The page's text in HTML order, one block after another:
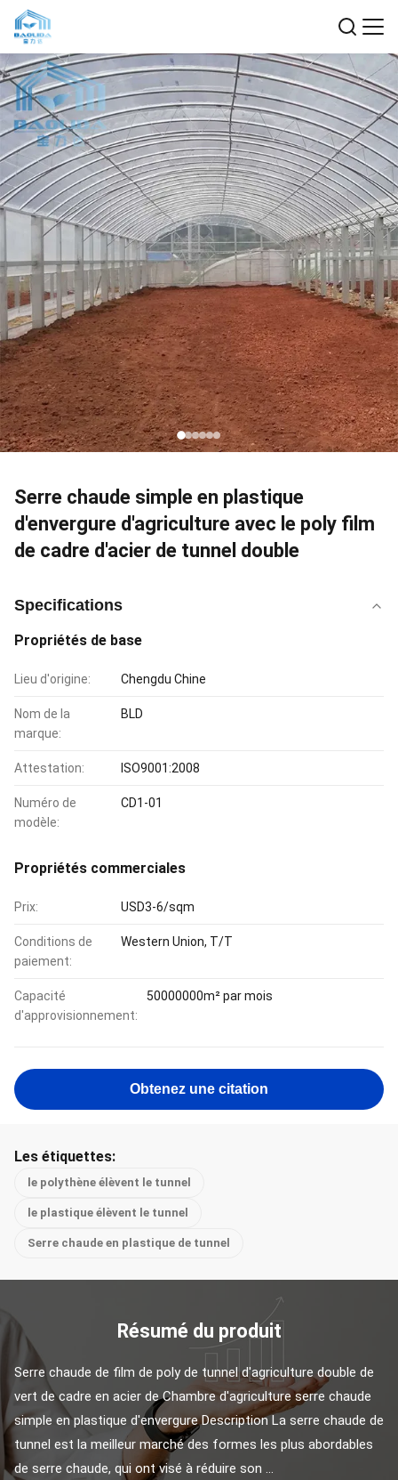
Serre chaude simple en plastique
d'envergure d'agriculture avec le poly film
de cadre d'acier de tunnel double
Specifications
Propriétés de base
Lieu d'origine: Chengdu Chine
Nom de la
marque:
BLD
Attestation: ISO9001:2008
Numéro de
modèle:
CD1-01
Propriétés commerciales
Prix: USD3-6/sqm
Conditions de
paiement:
Western Union, T/T
Capacité
d'approvisionnement:
50000000m² par mois
Obtenez une citation
Les étiquettes:
le polythène élèvent le tunnel
le plastique élèvent le tunnel
Serre chaude en plastique de tunnel
Résumé du produit
Serre chaude de film de poly de tunnel d'agriculture double de
vert de cadre en acier de Chambre d'agriculture serre chaude
simple en plastique d'envergure Description La serre chaude de
tunnel est la meilleur marché des formes les plus abordables
de serre chaude, qui ont visé à réduire son ...